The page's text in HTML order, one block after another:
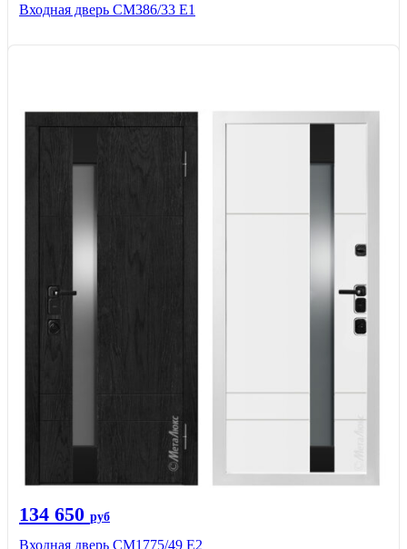
Входная дверь СМ386/33 Е1
134 650 руб
Входная дверь СМ1775/49 Е2